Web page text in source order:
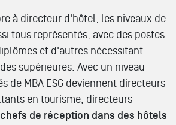
à directeur d'hôtel, les niveaux de
tous représentés, avec des postes
et d'autres nécessitant
supérieures. Avec un niveau
de MBA ESG deviennent directeurs
en tourisme, directeurs
chefs de réception dans des hôtels